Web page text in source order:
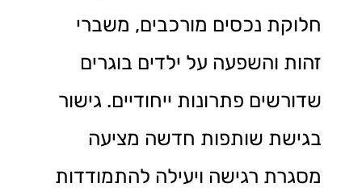
חלוקת נכסים מורכבים, משברי
זהות והשפעה על ילדים בוגרים
שדורשים פתרונות ייחודיים. גישור
בגישת שותפות חדשה מציעה
מסגרת רגישה ויעילה להתמודדות